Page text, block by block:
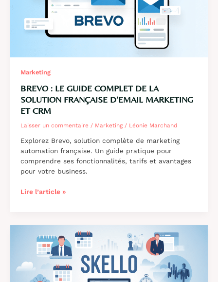
Marketing
BREVO : LE GUIDE COMPLET DE LA
SOLUTION FRANÇAISE D’EMAIL MARKETING
ET CRM
Laisser un commentaire / Marketing/ Léonie Marchand
Explorez Brevo, solution complète de marketing
automation française. Un guide pratique pour
comprendre ses fonctionnalités, tarifs et avantages
pour votre business.
Brevo
solution
française
Lire l’article »